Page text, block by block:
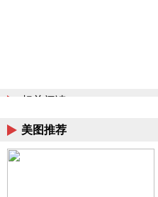
相关阅读
美图推荐